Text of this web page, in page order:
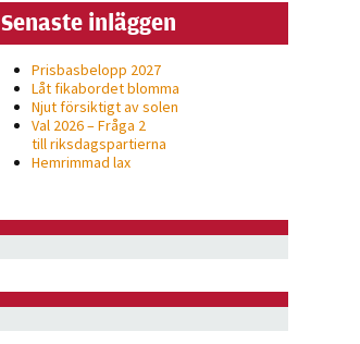
Senaste inläggen
Prisbasbelopp 2027
Låt fikabordet blomma
Njut försiktigt av solen
Val 2026 – Fråga 2
till riksdagspartierna
Hemrimmad lax